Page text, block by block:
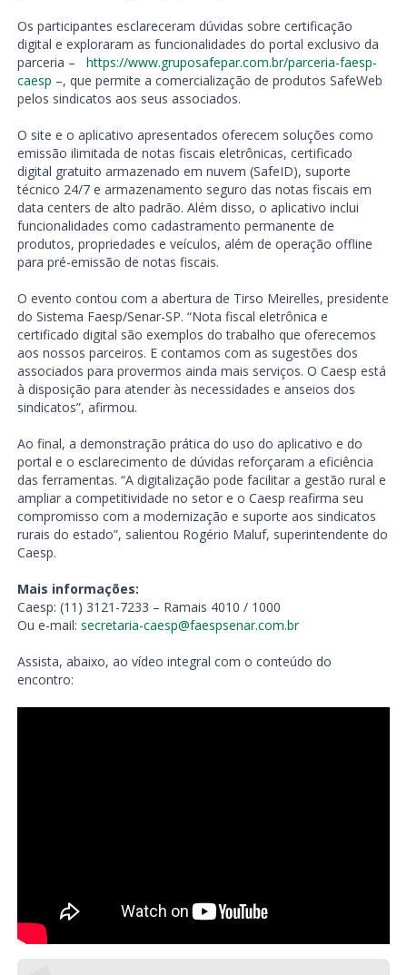
Os participantes esclareceram dúvidas sobre certificação
digital e exploraram as funcionalidades do portal exclusivo da
parceria – https://www.gruposafepar.com.br/parceria-faesp-
caesp –, que permite a comercialização de produtos SafeWeb
pelos sindicatos aos seus associados.
O site e o aplicativo apresentados oferecem soluções como
emissão ilimitada de notas fiscais eletrônicas, certificado
digital gratuito armazenado em nuvem (SafeID), suporte
técnico 24/7 e armazenamento seguro das notas fiscais em
data centers de alto padrão. Além disso, o aplicativo inclui
funcionalidades como cadastramento permanente de
produtos, propriedades e veículos, além de operação offline
para pré-emissão de notas fiscais.
O evento contou com a abertura de Tirso Meirelles, presidente
do Sistema Faesp/Senar-SP. “Nota fiscal eletrônica e
certificado digital são exemplos do trabalho que oferecemos
aos nossos parceiros. E contamos com as sugestões dos
associados para provermos ainda mais serviços. O Caesp está
à disposição para atender às necessidades e anseios dos
sindicatos”, afirmou.
Ao final, a demonstração prática do uso do aplicativo e do
portal e o esclarecimento de dúvidas reforçaram a eficiência
das ferramentas. “A digitalização pode facilitar a gestão rural e
ampliar a competitividade no setor e o Caesp reafirma seu
compromisso com a modernização e suporte aos sindicatos
rurais do estado”, salientou Rogério Maluf, superintendente do
Caesp.
Mais informações:
Caesp: (11) 3121-7233 – Ramais 4010 / 1000
Ou e-mail: secretaria-caesp@faespsenar.com.br
Assista, abaixo, ao vídeo integral com o conteúdo do
encontro: